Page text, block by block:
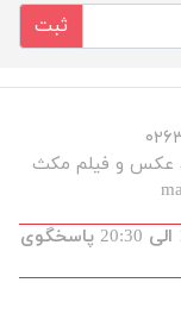
ثبت
شنبه تا پنجشنبه از ساعت 9 الی 13 و 16:30 الی 20:30 پاسخگوی